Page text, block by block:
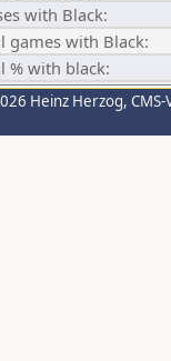
with Black:
games with Black:
% with black:
Heinz Herzog,